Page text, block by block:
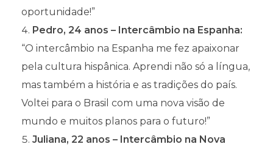
oportunidade!”
Pedro, 24 anos – Intercâmbio na Espanha:
“O intercâmbio na Espanha me fez apaixonar
pela cultura hispânica. Aprendi não só a língua,
mas também a história e as tradições do país.
Voltei para o Brasil com uma nova visão de
mundo e muitos planos para o futuro!”
Juliana, 22 anos – Intercâmbio na Nova